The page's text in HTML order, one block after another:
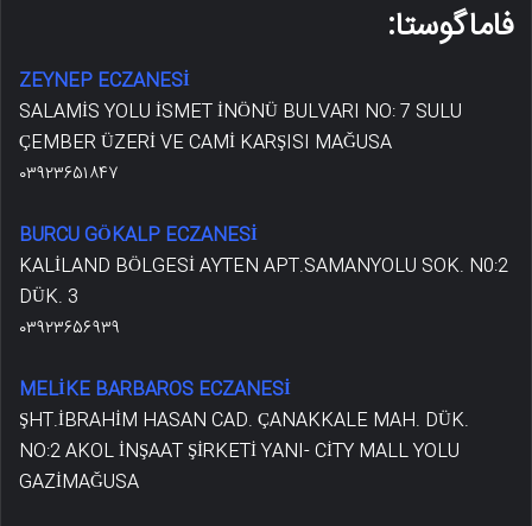
فاماگوستا:
ZEYNEP ECZANESİ
SALAMİS YOLU İSMET İNÖNÜ BULVARI NO: 7 SULU
ÇEMBER ÜZERİ VE CAMİ KARŞISI MAĞUSA
۰۳۹۲۳۶۵۱۸۴۷
BURCU GÖKALP ECZANESİ
KALİLAND BÖLGESİ AYTEN APT.SAMANYOLU SOK. N0:2
DÜK. 3
۰۳۹۲۳۶۵۶۹۳۹
MELİKE BARBAROS ECZANESİ
ŞHT.İBRAHİM HASAN CAD. ÇANAKKALE MAH. DÜK.
NO:2 AKOL İNŞAAT ŞİRKETİ YANI- CİTY MALL YOLU
GAZİMAĞUSA